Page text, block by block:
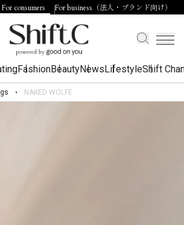
For consumers For business（法人・ブランド向け）
FashionBeautyNewsLifestyleShift
NAKED WOLFE